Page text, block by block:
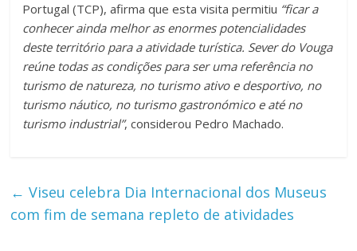
Portugal (TCP), afirma que esta visita permitiu “ficar a
conhecer ainda melhor as enormes potencialidades
deste território para a atividade turística. Sever do Vouga
reúne todas as condições para ser uma referência no
turismo de natureza, no turismo ativo e desportivo, no
turismo náutico, no turismo gastronómico e até no
turismo industrial”, considerou Pedro Machado.
← Viseu celebra Dia Internacional dos Museus
com fim de semana repleto de atividades